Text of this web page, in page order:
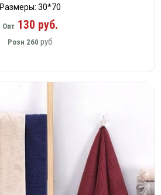
Размеры: 30*70
Опт130 руб.
Розн 260 руб